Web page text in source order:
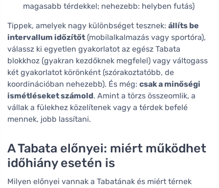
magasabb térdekkel; nehezebb: helyben futás)
Tippek, amelyek nagy különbséget tesznek: állíts be
intervallum időzítőt (mobilalkalmazás vagy sportóra),
válassz ki egyetlen gyakorlatot az egész Tabata
blokkhoz (gyakran kezdőknek megfelel) vagy váltogass
két gyakorlatot körönként (szórakoztatóbb, de
koordinációban nehezebb). És még: csak a minőségi
ismétléseket számold. Amint a törzs összeomlik, a
vállak a fülekhez közelítenek vagy a térdek befelé
mennek, jobb lassítani.
A Tabata előnyei: miért működhet
időhiány esetén is
Milyen előnyei vannak a Tabatának és miért térnek